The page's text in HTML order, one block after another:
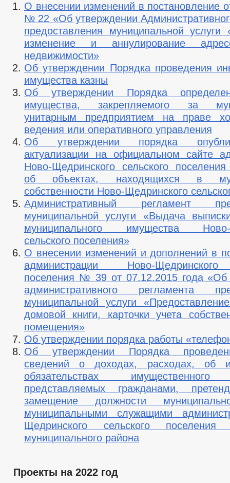
О внесении изменений в постановление
№ 22 «Об утверждении
предоставления муниципальной услуги
изменение и аннулирование
недвижимости»
Об утверждении Порядка проведения
имущества казны
Об утверждении Порядка
имущества, закрепляемого за
унитарным предприятием на праве
ведения или оперативного управления
Об утверждении порядка
актуализации на официальном сайте
Ново-Щедринского сельского
об объектах, находящихся в
собственности Ново-Щедринского
Административный регламент
муниципальной услуги «Выдача
муниципального имущества Ново-
сельского поселения»
О внесении изменений и дополнений в
администрации Ново-
поселения № 39 от 07.12.2015 года «Об
административного регламента
муниципальной услуги
домовой книги, карточки учета
помещения»
Об утверждении порядка работы
Об утверждении Порядка
сведений о доходах, расходах, об
обязательствах имущественного
представляемых гражданами,
замещение должности
муниципальными служащими
Щедринского сельского поселения
муниципального района
Проекты на 2022 год